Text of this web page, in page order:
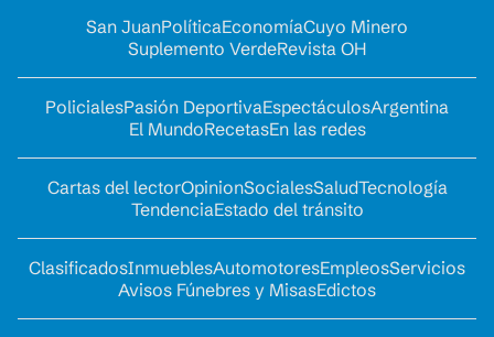
San JuanPolíticaEconomíaCuyo Minero
Suplemento VerdeRevista OH
PolicialesPasión DeportivaEspectáculosArgentina
El MundoRecetasEn las redes
Cartas del lectorOpinionSocialesSaludTecnología
TendenciaEstado del tránsito
ClasificadosInmueblesAutomotoresEmpleosServicios
Avisos Fúnebres y MisasEdictos